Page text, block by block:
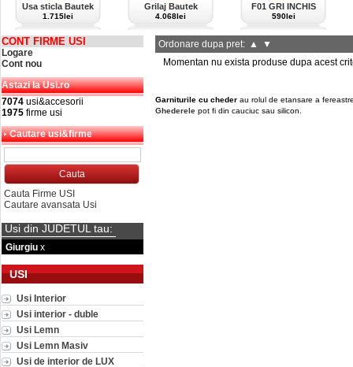
Usa sticla Bautek
1.715lei
Grilaj Bautek
4.068lei
F01 GRI INCHIS
590lei
CONT FIRME USI
Logare
Cont nou
Astazi la Usi.ro
7074 usi&accesorii
1975 firme usi
Cautare usi&firme
Cauta Firme USI
Cautare avansata Usi
Usi din JUDETUL tau:
Giurgiu x
USI
Usi Interior
Usi interior - duble
Usi Lemn
Usi Lemn Masiv
Usi de interior de LUX
Ordonare dupa pret: ▲
▼
Momentan nu exista produse dupa acest
Garniturile cu cheder au rolul de etansare a
Ghederele pot fi din cauciuc sau silicon.